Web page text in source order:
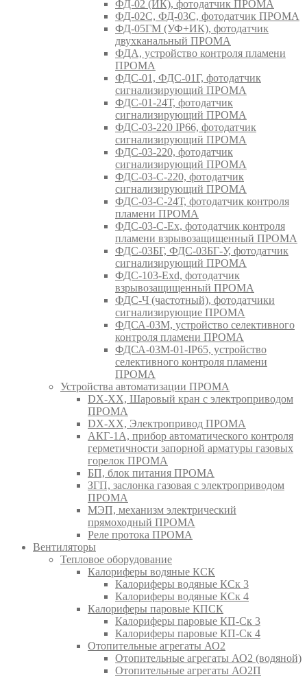
ФД-02 (ИК), фотодатчик ПРОМА
ФД-02С, ФД-03С, фотодатчик ПРОМА
ФД-05ГМ (УФ+ИК), фотодатчик
двухканальный ПРОМА
ФДА, устройство контроля пламени
ПРОМА
ФДС-01, ФДС-01Г, фотодатчик
сигнализирующий ПРОМА
ФДС-01-24Т, фотодатчик
сигнализирующий ПРОМА
ФДС-03-220 IP66, фотодатчик
сигнализирующий ПРОМА
ФДС-03-220, фотодатчик
сигнализирующий ПРОМА
ФДС-03-С-220, фотодатчик
сигнализирующий ПРОМА
ФДС-03-С-24Т, фотодатчик контроля
пламени ПРОМА
ФДС-03-С-Ex, фотодатчик контроля
пламени взрывозащищенный ПРОМА
ФДС-03БГ, ФДС-03БГ-У, фотодатчик
сигнализирующий ПРОМА
ФДС-103-Ехd, фотодатчик
взрывозащищенный ПРОМА
ФДС-Ч (частотный), фотодатчики
сигнализирующие ПРОМА
ФДСА-03М, устройство селективного
контроля пламени ПРОМА
ФДСА-03М-01-IP65, устройство
селективного контроля пламени
ПРОМА
Устройства автоматизации ПРОМА
DX-XX, Шаровый кран c электроприводом
ПРОМА
DX-XX, Электропривод ПРОМА
АКГ-1А, прибор автоматического контроля
герметичности запорной арматуры газовых
горелок ПРОМА
БП, блок питания ПРОМА
ЗГП, заслонка газовая с электроприводом
ПРОМА
МЭП, механизм электрический
прямоходный ПРОМА
Реле протока ПРОМА
Вентиляторы
Тепловое оборудование
Калориферы водяные КСК
Калориферы водяные КСк 3
Калориферы водяные КСк 4
Калориферы паровые КПСК
Калориферы паровые КП-Ск 3
Калориферы паровые КП-Ск 4
Отопительные агрегаты АО2
Отопительные агрегаты АО2 (водяной)
Отопительные агрегаты АО2П